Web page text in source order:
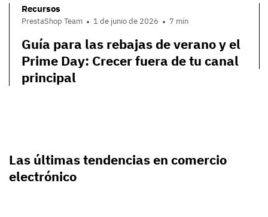
Recursos
PrestaShop Team 1 de junio de 2026 7 min
Guía para las rebajas de verano y el
Prime Day: Crecer fuera de tu canal
principal
Las últimas tendencias en comercio
electrónico